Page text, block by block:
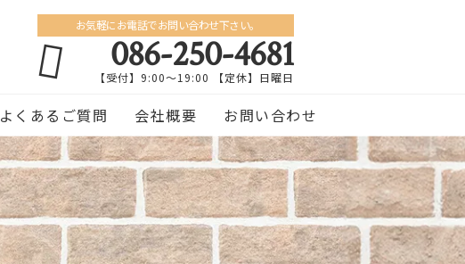
お気軽にお電話でお問い合わせ下さい。
086-250-4681
【受付】9:00〜19:00 【定休】日曜日
よくあるご質問 会社概要 お問い合わせ